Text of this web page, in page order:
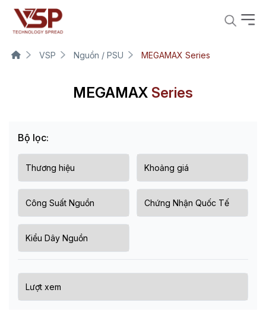
VSP Nguồn / PSU MEGAMAX Series
MEGAMAX Series
Bộ lọc: